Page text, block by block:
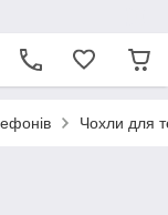
Чохли для